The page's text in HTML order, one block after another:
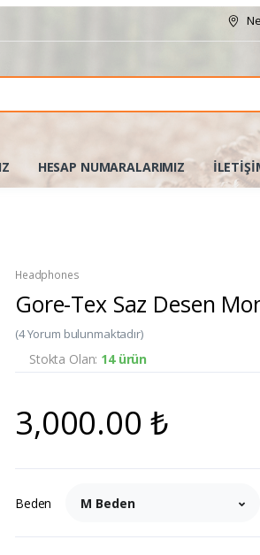
HESAP NUMARALARIMIZ
Headphones
Gore-Tex Saz Desen
(4 Yorum bulunmaktadır)
Stokta Olan: 14 ürün
3,000.00 ₺
Beden M Beden